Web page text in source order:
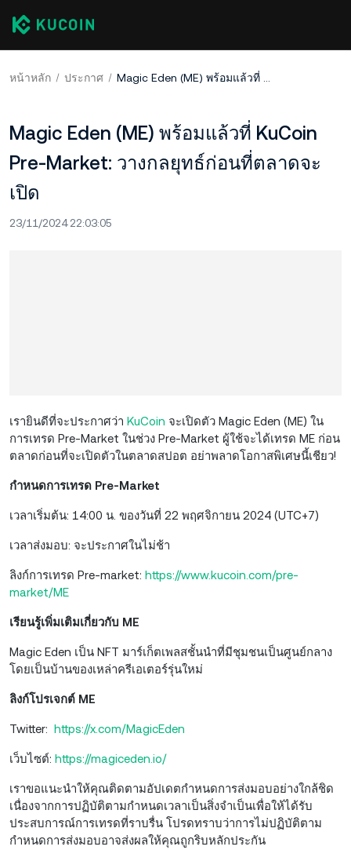
หน้าหลัก ประกาศ Magic Eden (ME) พร้อมแล้วที่ KuCoin Pre-Market: วางกลยุทธ์ก่อนที่ตลาดจะเปิด
Magic Eden (ME) พร้อมแล้วที่ KuCoin
Pre-Market: วางกลยุทธ์ก่อนที่ตลาดจะ
เปิด
23/11/2024 22:03:05
เรายินดีที่จะประกาศว่า KuCoin จะเปิดตัว Magic Eden (ME) ใน
การเทรด Pre-Market ในช่วง Pre-Market ผู้ใช้จะได้เทรด ME ก่อน
ตลาดก่อนที่จะเปิดตัวในตลาดสปอต อย่าพลาดโอกาสพิเศษนี้เชียว!
กำหนดการเทรด Pre-Market
เวลาเริ่มต้น: 14:00 น. ของวันที่ 22 พฤศจิกายน 2024 (UTC+7)
เวลาส่งมอบ: จะประกาศในไม่ช้า
ลิงก์การเทรด Pre-market: https://www.kucoin.com/pre-
market/ME
เรียนรู้เพิ่มเติมเกี่ยวกับ ME
Magic Eden เป็น NFT มาร์เก็ตเพลสชั้นนำที่มีชุมชนเป็นศูนย์กลาง
โดยเป็นบ้านของเหล่าครีเอเตอร์รุ่นใหม่
ลิงก์โปรเจกต์ ME
Twitter: https://x.com/MagicEden
เว็บไซต์: https://magiceden.io/
เราขอแนะนำให้คุณติดตามอัปเดตกำหนดการส่งมอบอย่างใกล้ชิด
เนื่องจากการปฏิบัติตามกำหนดเวลาเป็นสิ่งจำเป็นเพื่อให้ได้รับ
ประสบการณ์การเทรดที่ราบรื่น โปรดทราบว่าการไม่ปฏิบัติตาม
กำหนดการส่งมอบอาจส่งผลให้คุณถูกริบหลักประกัน